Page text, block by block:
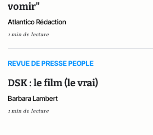
vomir"
Atlantico Rédaction
1 min de lecture
REVUE DE PRESSE PEOPLE
DSK : le film (le vrai)
Barbara Lambert
1 min de lecture